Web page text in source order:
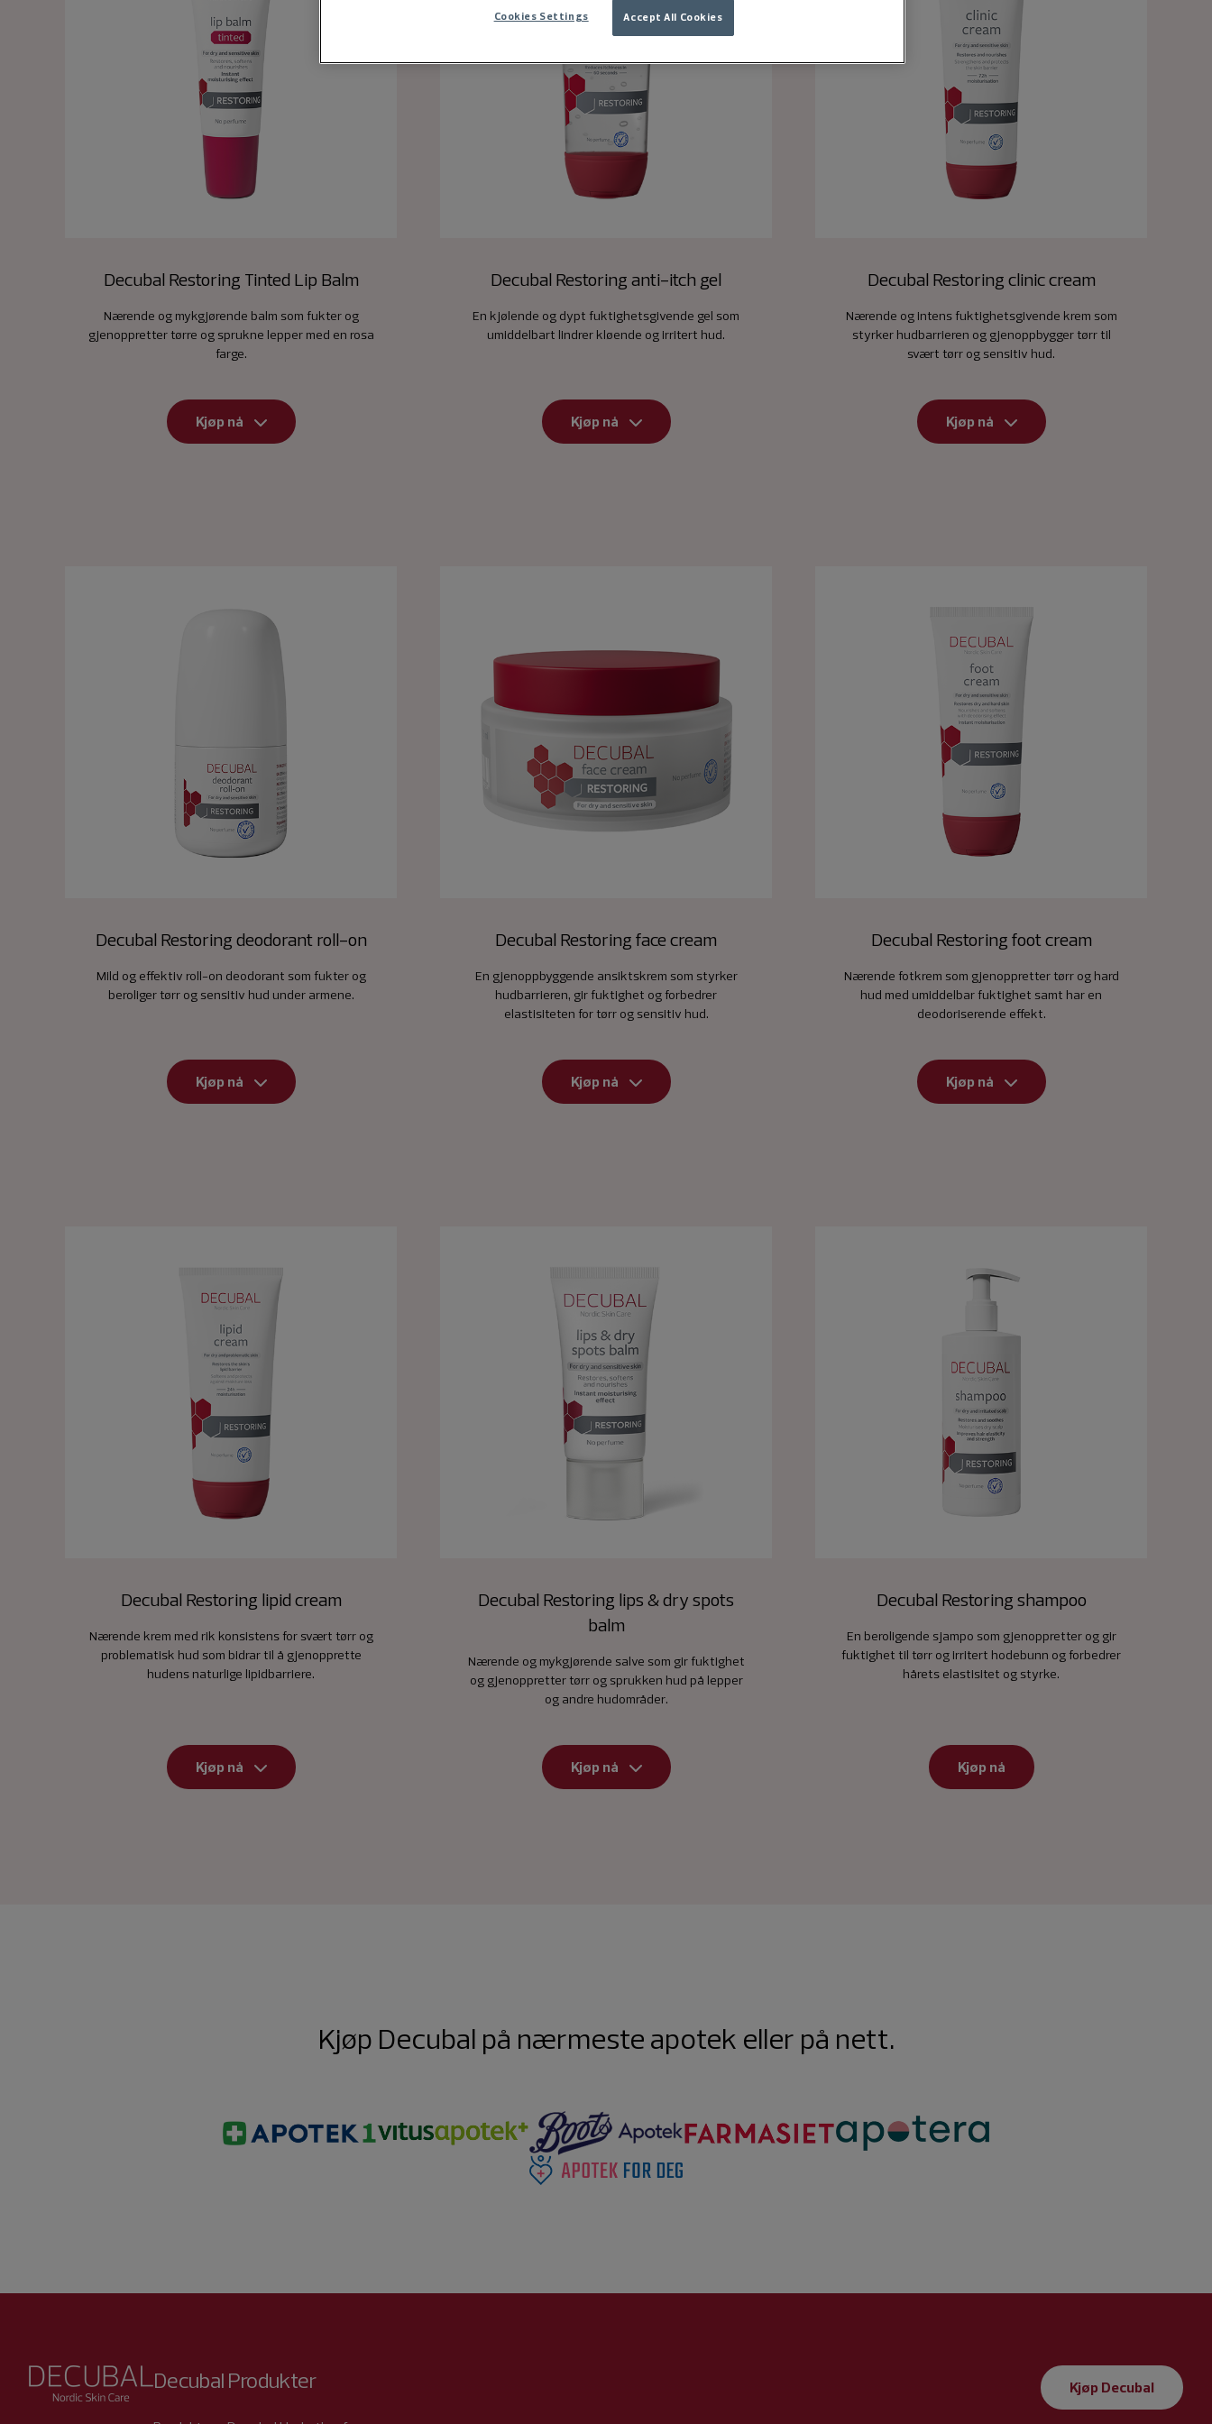
Decubal Restoring Tinted Lip Balm
Nærende og mykgjørende balm som fukter og
gjenoppretter tørre og sprukne lepper med en rosa
farge.
Kjøp nå
Decubal Restoring anti-itch gel
En kjølende og dypt fuktighetsgivende gel som
umiddelbart lindrer kløende og irritert hud.
Kjøp nå
Decubal Restoring clinic cream
Nærende og intens fuktighetsgivende krem som
styrker hudbarrieren og gjenoppbygger tørr til
svært tørr og sensitiv hud.
Kjøp nå
Decubal Restoring deodorant roll-on
Mild og effektiv roll-on deodorant som fukter og
beroliger tørr og sensitiv hud under armene.
Kjøp nå
Decubal Restoring face cream
En gjenoppbyggende ansiktskrem som styrker
hudbarrieren, gir fuktighet og forbedrer
elastisiteten for tørr og sensitiv hud.
Kjøp nå
Decubal Restoring foot cream
Nærende fotkrem som gjenoppretter tørr og hard
hud med umiddelbar fuktighet samt har en
deodoriserende effekt.
Kjøp nå
Decubal Restoring lipid cream
Nærende krem med rik konsistens for svært tørr og
problematisk hud som bidrar til å gjenopprette
hudens naturlige lipidbarriere.
Kjøp nå
Decubal Restoring lips & dry spots
balm
Nærende og mykgjørende salve som gir fuktighet
og gjenoppretter tørr og sprukken hud på lepper
og andre hudområder.
Kjøp nå
Decubal Restoring shampoo
En beroligende sjampo som gjenoppretter og gir
fuktighet til tørr og irritert hodebunn og forbedrer
hårets elastisitet og styrke.
Kjøp nå
Kjøp Decubal på nærmeste apotek eller på nett.
Decubal Produkter Kjøp Decubal
Accept All Cookies
Cookies Settings